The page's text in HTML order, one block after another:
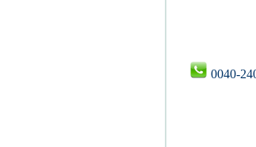
0040-